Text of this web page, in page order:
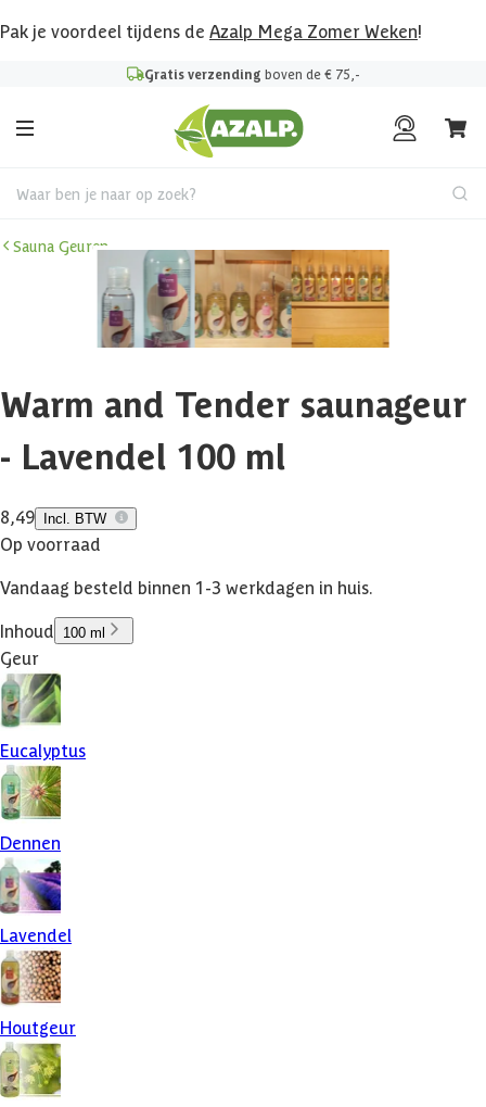
Pak je voordeel tijdens de Azalp Mega Zomer Weken!
Gratis verzending boven de € 75,-
Waar ben je naar op zoek?
Sauna Geuren
Warm and Tender saunageur
- Lavendel 100 ml
8,49 Incl. BTW
Op voorraad
Vandaag besteld binnen 1-3 werkdagen in huis.
Inhoud
100 ml
Geur
Eucalyptus
Dennen
Lavendel
Houtgeur